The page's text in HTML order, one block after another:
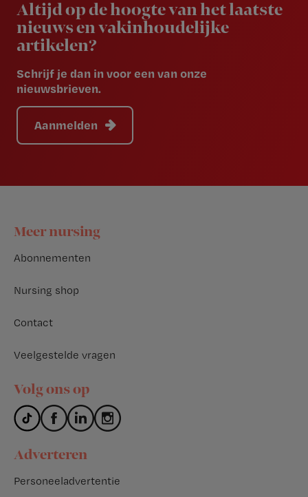
Altijd op de hoogte van het laatste
nieuws en vakinhoudelijke
artikelen?
Schrijf je dan in voor een van onze
nieuwsbrieven.
Aanmelden
Footer
Meer nursing
Abonnementen
Nursing shop
Contact
Veelgestelde vragen
Volg ons op
Adverteren
Personeeladvertentie